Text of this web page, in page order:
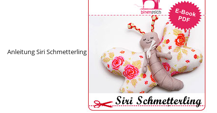
Anleitung Siri Schmetterling